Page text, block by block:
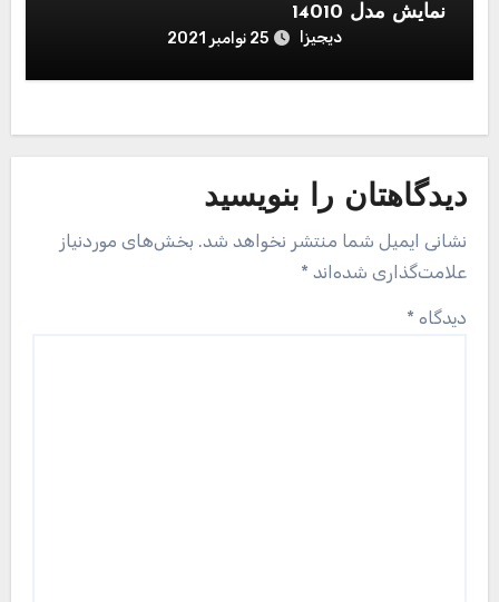
نمایش مدل 14010
دیجیزا 25 نوامبر 2021
دیدگاهتان را بنویسید
نشانی ایمیل شما منتشر نخواهد شد. بخش‌های موردنیاز
علامت‌گذاری شده‌اند *
دیدگاه *